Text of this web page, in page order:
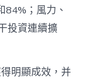
84%；風力、
投資連續擴
明顯成效，并